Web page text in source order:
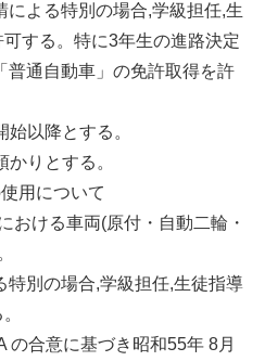
による特別の場合,学級担任,生
する。特に3年生の進路決定
普通自動車」の免許取得を許
以降とする。
りとする。
用について
おける車両(原付・自動二輪・
特別の場合,学級担任,生徒指導
の合意に基づき昭和55年 8月